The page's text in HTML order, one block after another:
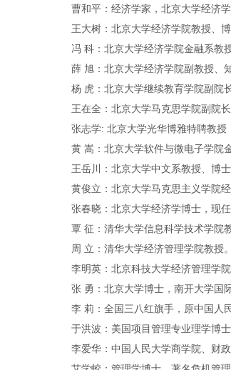
曹和平：经济学家，北京大学经济
王大树：北京大学经济学院教授、
冯 科：北京大学经济学院金融系教
薛 旭：北京大学经济学院副教授、
杨 虎：北京大学继续教育学院副院
王在全：北京大学马克思学院副院
张志学: 北京大学光华博雅特聘教
黄 嵩：北京大学软件与微电子学院
王岳川：北京大学中文系教授、博
黄俊立：北京大学马克思主义学院
张春晓：北京大学经济学博士，现
覃 征：清华大学信息科学技术学院
周 立：清华大学经济管理学院教授。
李明英：北京科技大学经济管理学院
张 勇：北京大学博士，南开大学国
李 莉：全国三八红旗手，原中国人
于洪波：美国项目管理专业理学博
李爱华：中国人民大学商学院、财